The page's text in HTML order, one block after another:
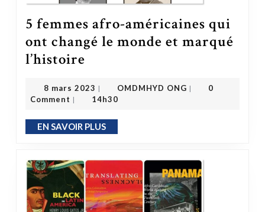
5 femmes afro-américaines qui
ont changé le monde et marqué
l’histoire
8 mars 2023 8 mars 2023
| OMDMHYD ONG |
0
Comment | 14h30
EN SAVOIR PLUSEN SAVOIR PLUS